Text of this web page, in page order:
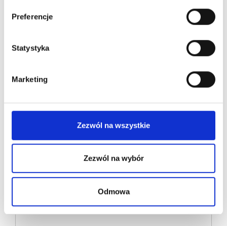
Preferencje
Statystyka
Marketing
Zezwól na wszystkie
Zezwól na wybór
Odmowa
DRUGA PIZZA LUB
ZAPIEKANKA W LOKALU
MINUS 50%
Promocja obowiązuje w:Tylko na miejscu